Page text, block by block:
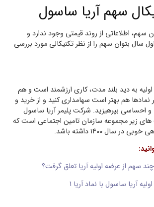
سهم آریا ساسول
اطلاعاتی از روند قیمتی وجود ندارد و
اول سال بتوان سهم را از نظر تکنیکالی مورد بررسی
به دید بلند مدت، کاری ارزشمند است و هم
نمادها هم بهتر است سهامداری کنید و از خرید و
بپرهیزید. شرکت پلیمر آریا ساسول
زیر مجموعه سازمان تامین اجتماعی است که
سال ۱۴۰۰ داشته باشد.
سهم از عرضه اولیه آریا تعلق گرفت؟
آریا ساسول با نماد آریا 1